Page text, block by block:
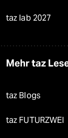
taz lab 2027
Mehr taz
taz Blogs
taz FUTURZWEI